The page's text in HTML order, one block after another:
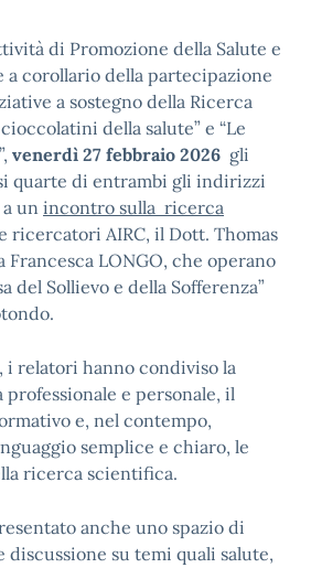
di Promozione della Salute e
a corollario della partecipazione
a sostegno della Ricerca
della salute” e “Le
venerdì 27 febbraio 2026 gli
quarte di entrambi gli indirizzi
un incontro sulla ricerca
ricercatori AIRC, il Dott. Thomas
Francesca LONGO, che operano
del Sollievo e della Sofferenza”
i relatori hanno condiviso la
e personale, il
e, nel contempo,
semplice e chiaro, le
ricerca scientifica.
anche uno spazio di
su temi quali salute,